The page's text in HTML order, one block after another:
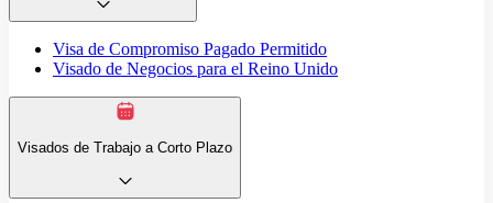
Visa de Compromiso Pagado Permitido
Visado de Negocios para el Reino Unido
Visados de Trabajo a Corto Plazo